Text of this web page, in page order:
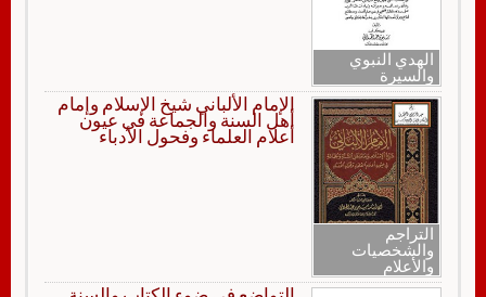
الهدي النبوي
والسيرة
التراجم
والشخصيات
والأعلام
الإمام الألباني شيخ الإسلام وإمام
أهل السنة والجماعة في عيون
أعلام العلماء وفحول الأدباء